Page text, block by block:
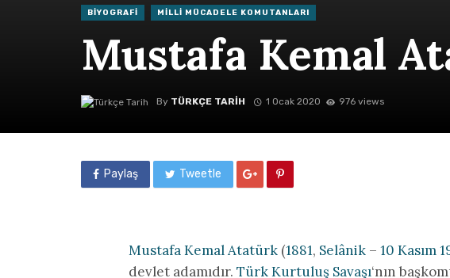
BIYOGRAFI MILLI MÜCADELE KOMUTANLARI
Mustafa Kemal
By TÜRKÇE TARIH 1 Ocak 2020 976 views
Paylaş Tweetle
Mustafa Kemal Atatürk (1881, Selânik – 10 Kasım
devlet adamıdır. Türk Kurtuluş Savaşı‘nın